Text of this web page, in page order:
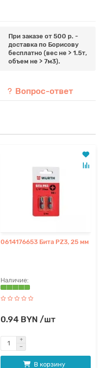
При заказе от 500 р. -
доставка по Борисову
бесплатно (вес не > 1.5т,
объем не > 7м3).
Вопрос-ответ
0614176653 Бита РZ3, 25 мм
0.94 BYN /шт
В корзину